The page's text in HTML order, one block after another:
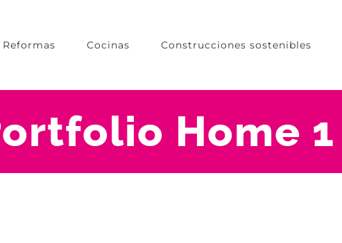
Reformas Cocinas Construcciones sostenibles
Home 1